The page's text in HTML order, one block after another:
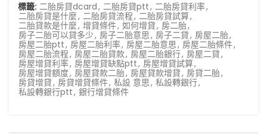
標籤: 二胎房貸dcard, 二胎房貸ptt, 二胎房貸利率,
二胎房貸是什麼, 二胎房貸流程, 二胎房貸試算,
二胎貸款是什麼, 增貸條件, 如何增貸, 房二胎,
房子二胎可以貸多少, 房子二胎意思, 房子二貸, 房屋二胎,
房屋二胎ptt, 房屋二胎利率, 房屋二胎意思, 房屋二胎條件,
房屋二胎流程, 房屋二胎貸款, 房屋二胎銀行, 房屋二貸,
房屋增貸利率, 房屋增貸缺點ptt, 房屋增貸試算,
房屋增貸額度, 房屋貸款二胎, 房屋貸款增貸, 房貸二胎,
房貸增貸, 房貸增貸條件, 私設 意思, 私設轉銀行,
私設轉銀行ptt, 銀行增貸條件